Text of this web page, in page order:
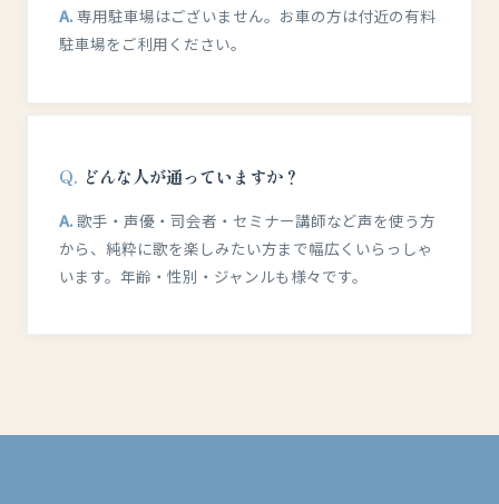
専用駐車場はございません。お車の方は付近の有料
駐車場をご利用ください。
どんな人が通っていますか？
歌手・声優・司会者・セミナー講師など声を使う方
から、純粋に歌を楽しみたい方まで幅広くいらっしゃ
います。年齢・性別・ジャンルも様々です。